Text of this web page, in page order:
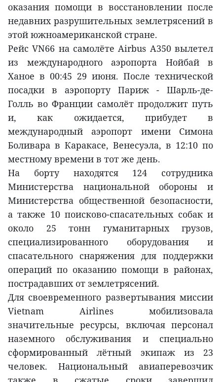
оказания помощи в восстановлении после
недавних разрушительных землетрясений в
этой южноамериканской стране.
Рейс VN66 на самолёте Airbus A350 вылетел
из международного аэропорта Нойбай в
Ханое в 00:45 29 июня. После технической
посадки в аэропорту Париж - Шарль-де-
Голль во Франции самолёт продолжит путь
и, как ожидается, прибудет в
международный аэропорт имени Симона
Боливара в Каракасе, Венесуэла, в 12:10 по
местному времени в тот же день.
На борту находятся 124 сотрудника
Министерства национальной обороны и
Министерства общественной безопасности,
а также 10 поисково-спасательных собак и
около 25 тонн гуманитарных грузов,
специализированного оборудования и
спасательного снаряжения для поддержки
операций по оказанию помощи в районах,
пострадавших от землетрясений.
Для своевременного развертывания миссии
Vietnam Airlines мобилизовала
значительные ресурсы, включая персонал
наземного обслуживания и специально
сформированный лётный экипаж из 23
человек. Национальный авиаперевозчик